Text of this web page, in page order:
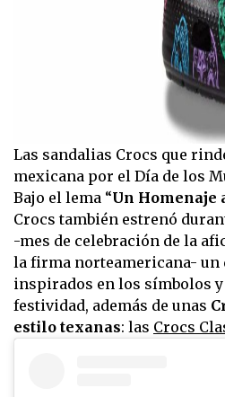
Las sandalias Crocs que
mexicana por el Día de los
Bajo el lema “Un Homenaje
Crocs también estrenó
-mes de celebración de la
la firma norteamericana- un
inspirados en los símbolos y
festividad, además de unas
estilo texanas: las Crocs